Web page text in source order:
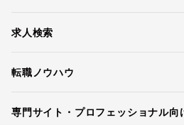
求人検索
転職ノウハウ
専門サイト・プロフェッショナル向